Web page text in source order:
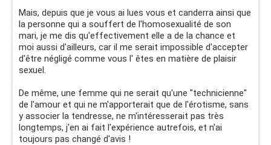
Mais, depuis que je vous ai lues vous et canderra ainsi que
la personne qui a souffert de l'homosexualité de son
mari, je me dis qu'effectivement elle a de la chance et
moi aussi d'ailleurs, car il me serait impossible d'accepter
d'être négligé comme vous l' êtes en matière de plaisir
sexuel.
De même, une femme qui ne serait qu'une "technicienne"
de l'amour et qui ne m'apporterait que de l'érotisme, sans
y associer la tendresse, ne m'intéresserait pas très
longtemps, j'en ai fait l'expérience autrefois, et n'ai
toujours pas changé d'avis !